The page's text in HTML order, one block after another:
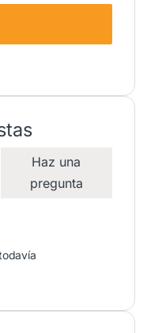
Haz una
pregunta